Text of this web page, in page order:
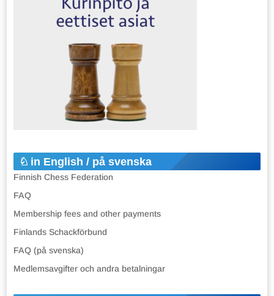
in English / på svenska
Finnish Chess Federation
FAQ
Membership fees and other payments
Finlands Schackförbund
FAQ (på svenska)
Medlemsavgifter och andra betalningar